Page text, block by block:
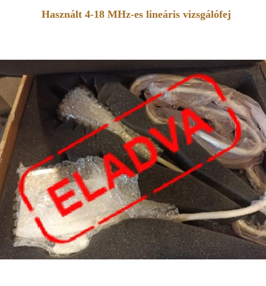
Használt 4-18 MHz-es lineáris vizsgálófej